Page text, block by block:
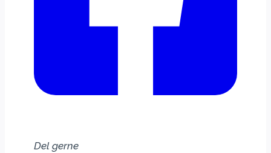
Del gerne